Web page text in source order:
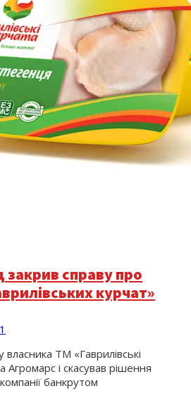
закрив справу про
курчат»
ТМ «Гаврилівські
Агромарс і скасував рішення
банкрутом